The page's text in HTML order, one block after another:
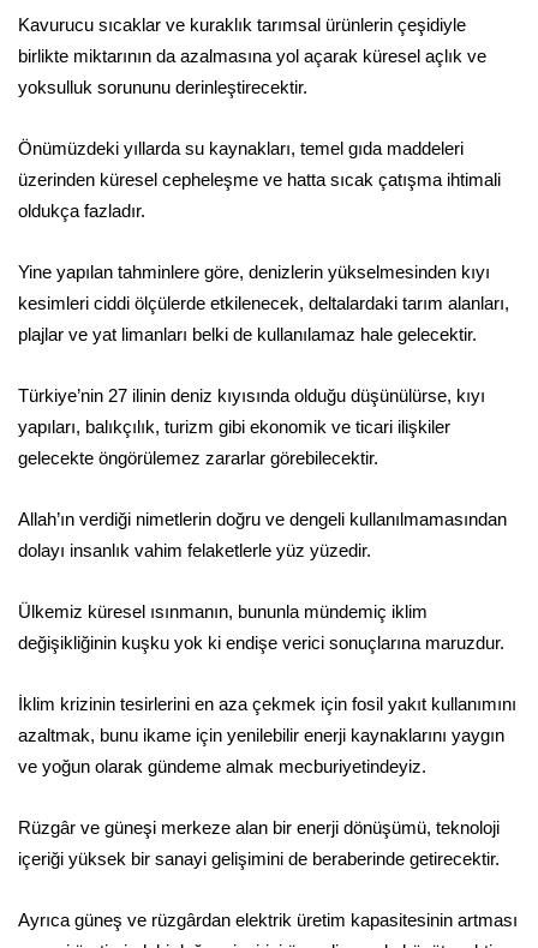
Kavurucu sıcaklar ve kuraklık tarımsal ürünlerin çeşidiyle
birlikte miktarının da azalmasına yol açarak küresel açlık ve
yoksulluk sorununu derinleştirecektir.
Önümüzdeki yıllarda su kaynakları, temel gıda maddeleri
üzerinden küresel cepheleşme ve hatta sıcak çatışma ihtimali
oldukça fazladır.
Yine yapılan tahminlere göre, denizlerin yükselmesinden kıyı
kesimleri ciddi ölçülerde etkilenecek, deltalardaki tarım alanları,
plajlar ve yat limanları belki de kullanılamaz hale gelecektir.
Türkiye’nin 27 ilinin deniz kıyısında olduğu düşünülürse, kıyı
yapıları, balıkçılık, turizm gibi ekonomik ve ticari ilişkiler
gelecekte öngörülemez zararlar görebilecektir.
Allah’ın verdiği nimetlerin doğru ve dengeli kullanılmamasından
dolayı insanlık vahim felaketlerle yüz yüzedir.
Ülkemiz küresel ısınmanın, bununla mündemiç iklim
değişikliğinin kuşku yok ki endişe verici sonuçlarına maruzdur.
İklim krizinin tesirlerini en aza çekmek için fosil yakıt kullanımını
azaltmak, bunu ikame için yenilebilir enerji kaynaklarını yaygın
ve yoğun olarak gündeme almak mecburiyetindeyiz.
Rüzgâr ve güneşi merkeze alan bir enerji dönüşümü, teknoloji
içeriği yüksek bir sanayi gelişimini de beraberinde getirecektir.
Ayrıca güneş ve rüzgârdan elektrik üretim kapasitesinin artması